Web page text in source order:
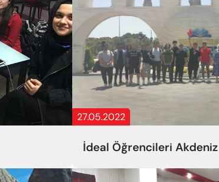
27.05.2022
İdeal Öğrencileri